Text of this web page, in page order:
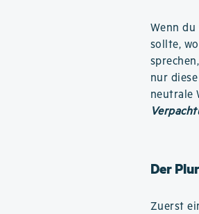
Wenn du
sollte,
nur
neutrale
Der
Zuerst